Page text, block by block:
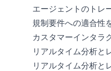
エージェントのトレ
規制要件への適合性
カスタマーインタラ
リアルタイム分析と
リアルタイム分析と